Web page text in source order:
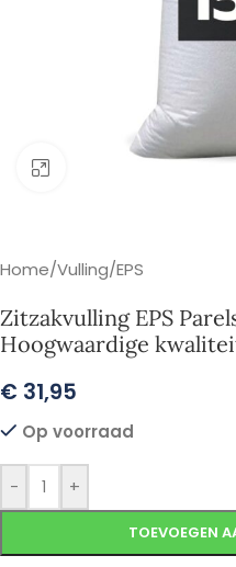
Home/Vulling/EPS
Zitzakvulling EPS
Hoogwaardige
€ 31,95
Op voorraad
- +
TOEVOEGEN